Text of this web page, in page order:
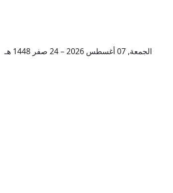
الجمعة, 07 أغسطس 2026 – 24 صفر 1448 هـ